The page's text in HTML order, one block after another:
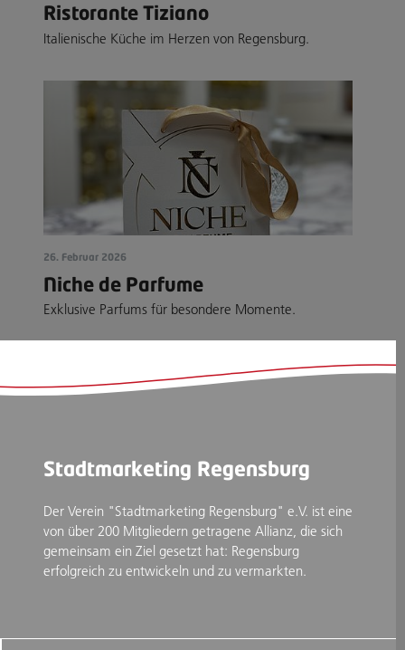
Ristorante Tiziano
Italienische Küche im Herzen von Regensburg.
26. Februar 2026
Niche de Parfume
Exklusive Parfums für besondere Momente.
Stadtmarketing Regensburg
Der Verein "Stadtmarketing Regensburg" e.V. ist eine
von über 200 Mitgliedern getragene Allianz, die sich
gemeinsam ein Ziel gesetzt hat: Regensburg
erfolgreich zu entwickeln und zu vermarkten.